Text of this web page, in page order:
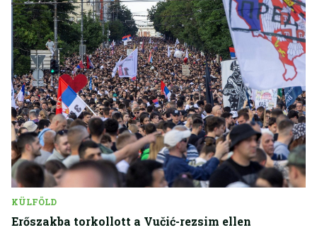
KÜLFÖLD
Erőszakba torkollott a Vučić-rezsim ellen